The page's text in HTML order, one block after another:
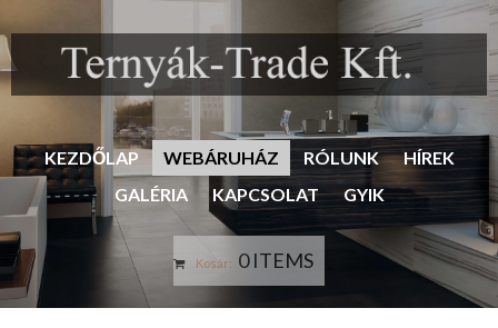
KEZDŐLAP WEBÁRUHÁZ RÓLUNK
HÍREK
GALÉRIA
KAPCSOLAT GYIK
Kosár: 0 ITEMS